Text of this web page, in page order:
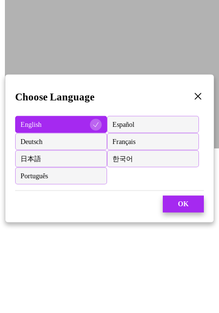
Choose Language
English Español
Deutsch Français
日本語 한국어
Português
OK